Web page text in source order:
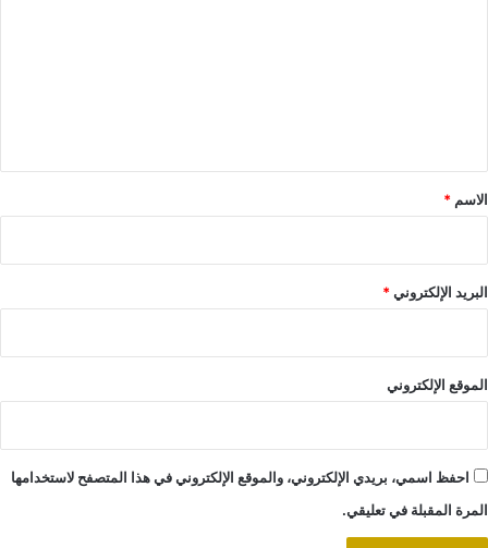
*
الاسم *
البريد الإلكتروني*
الموقع الإلكتروني
احفظ اسمي، بريدي الإلكتروني، والموقع الإلكتروني في هذا المتصفح لاستخدامها
المرة المقبلة في تعليقي.